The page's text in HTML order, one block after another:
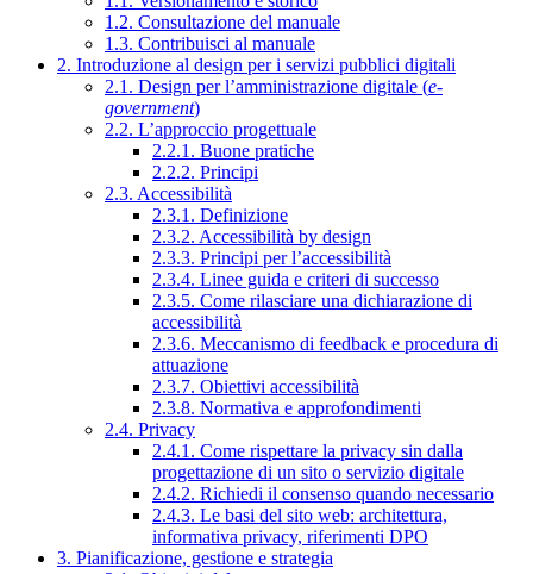
1.2. Consultazione del manuale
1.3. Contribuisci al manuale
2. Introduzione al design per i servizi pubblici digitali
2.1. Design per l’amministrazione digitale (e-
government)
2.2. L’approccio progettuale
2.2.1. Buone pratiche
2.2.2. Principi
2.3. Accessibilità
2.3.1. Definizione
2.3.2. Accessibilità by design
2.3.3. Principi per l’accessibilità
2.3.4. Linee guida e criteri di successo
2.3.5. Come rilasciare una dichiarazione di
accessibilità
2.3.6. Meccanismo di feedback e procedura di
attuazione
2.3.7. Obiettivi accessibilità
2.3.8. Normativa e approfondimenti
2.4. Privacy
2.4.1. Come rispettare la privacy sin dalla
progettazione di un sito o servizio digitale
2.4.2. Richiedi il consenso quando necessario
2.4.3. Le basi del sito web: architettura,
informativa privacy, riferimenti DPO
3. Pianificazione, gestione e strategia